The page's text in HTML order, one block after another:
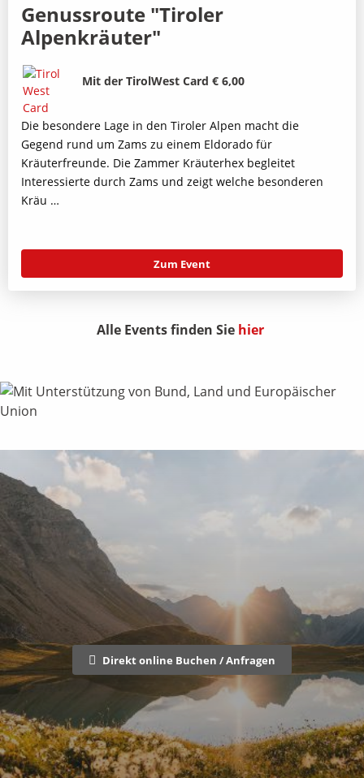
Genussroute "Tiroler
Alpenkräuter"
Bild
Beschreibung
Mit der TirolWest Card € 6,00
Die besondere Lage in den Tiroler Alpen macht die
Gegend rund um Zams zu einem Eldorado für
Kräuterfreunde. Die Zammer Kräuterhex begleitet
Interessierte durch Zams und zeigt welche besonderen
Kräu …
Zum Event
Alle Events finden Sie hier
Direkt online Buchen / Anfragen